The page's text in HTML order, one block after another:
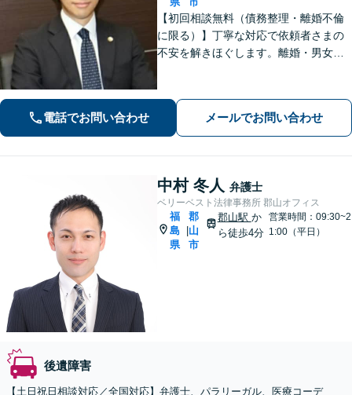
【初回相談無料（債務整理・離婚不倫
に限る）】丁寧な対応で依頼者さまの
不安を解きほぐします。離婚・男女問
え込まずお気軽にご相談ください。
【分割払い可能】
電話でお問い合わせ メールでお問い合わせ
中村 冬人 弁護士
ベリーベスト法律事務所 郡山オフィス
福
島
県
郡
山
市
郡山駅 か
ら徒歩4分
営業時間：09:30~2
1:00（平日）
後遺障害
【土日祝日相談対応／全国対応】弁護士、パラリーガル、医療コーデ